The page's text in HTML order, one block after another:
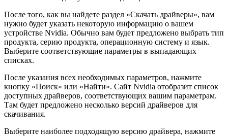
После того, как вы найдете раздел «Скачать драйверы», вам
нужно будет указать некоторую информацию о вашем
устройстве Nvidia. Обычно вам будет предложено выбрать тип
продукта, серию продукта, операционную систему и язык.
Выберите соответствующие параметры в выпадающих
списках.
После указания всех необходимых параметров, нажмите
кнопку «Поиск» или «Найти». Сайт Nvidia отобразит список
доступных драйверов, соответствующих вашим параметрам.
Там будет предложено несколько версий драйверов для
скачивания.
Выберите наиболее подходящую версию драйвера, нажмите